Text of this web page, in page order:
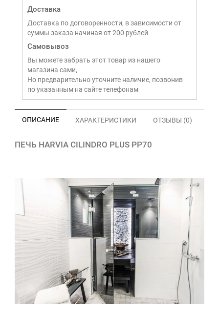
Доставка
Доставка по договоренности, в зависимости от
суммы заказа начиная от 200 рублей
Самовывоз
Вы можете забрать этот товар из нашего
магазина сами,
Но предварительно уточните наличие, позвонив
по указанным на сайте телефонам
ОПИСАНИЕ ХАРАКТЕРИСТИКИ ОТЗЫВЫ (0)
ПЕЧЬ HARVIA CILINDRO PLUS PP70